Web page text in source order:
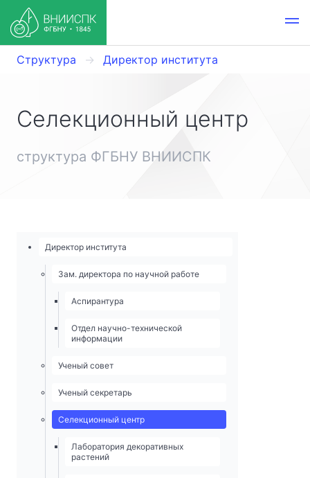
Структура Директор института
Селекционный центр
структура ФГБНУ ВНИИСПК
Директор института
Зам. директора по научной работе
Аспирантура
Отдел научно-технической
информации
Ученый совет
Ученый секретарь
Селекционный центр
Лаборатория декоративных
растений